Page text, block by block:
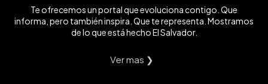
Te ofrecemos un portal que evoluciona contigo. Que
informa, pero también inspira. Que te representa. Mostramos
de lo que está hecho El Salvador.
Ver mas ❯